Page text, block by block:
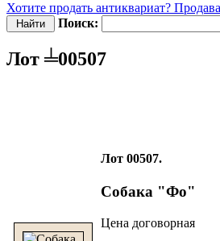
Хотите продать антиквариат?
Поиск:
Лот ╧00507
Лот 00507.
Собака "Фо"
Цена договорная